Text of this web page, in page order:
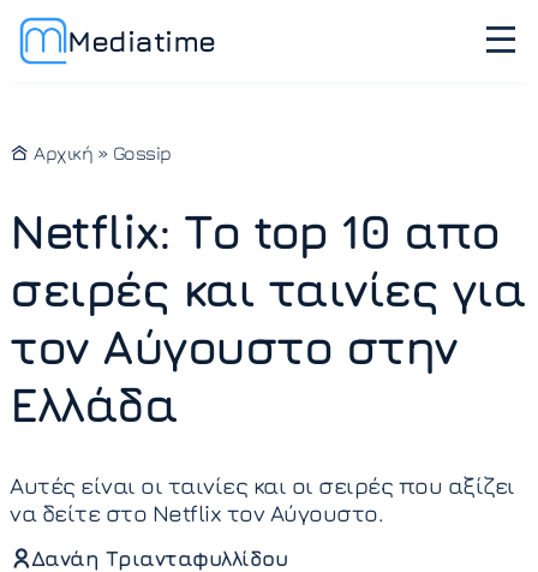
Mediatime
Αρχική » Gossip
Netflix: Το top 10 απο
σειρές και ταινίες για
τον Αύγουστο στην
Ελλάδα
Αυτές είναι οι ταινίες και οι σειρές που αξίζει
να δείτε στο Netflix τον Αύγουστο.
Δανάη Τριανταφυλλίδου